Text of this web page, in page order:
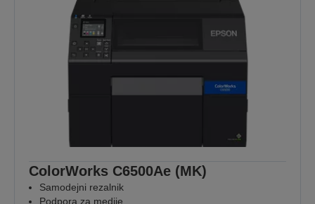
ColorWorks C6500Ae (MK)
Samodejni rezalnik
Podpora za medije